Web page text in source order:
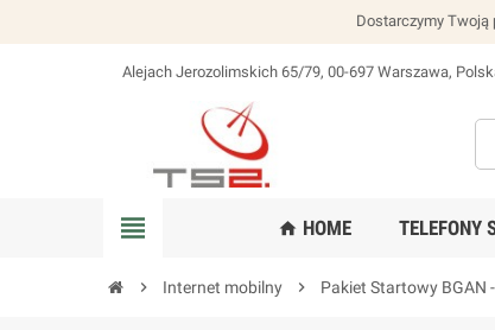
Dostarczymy Twoją
lokalizacja_na
Alejach Jerozolimskich 65/79, 00-697 Warszawa,
view_headline home HOME TELEFONY
chevron_right Internet mobilny chevron_right Pakiet Startowy BGAN